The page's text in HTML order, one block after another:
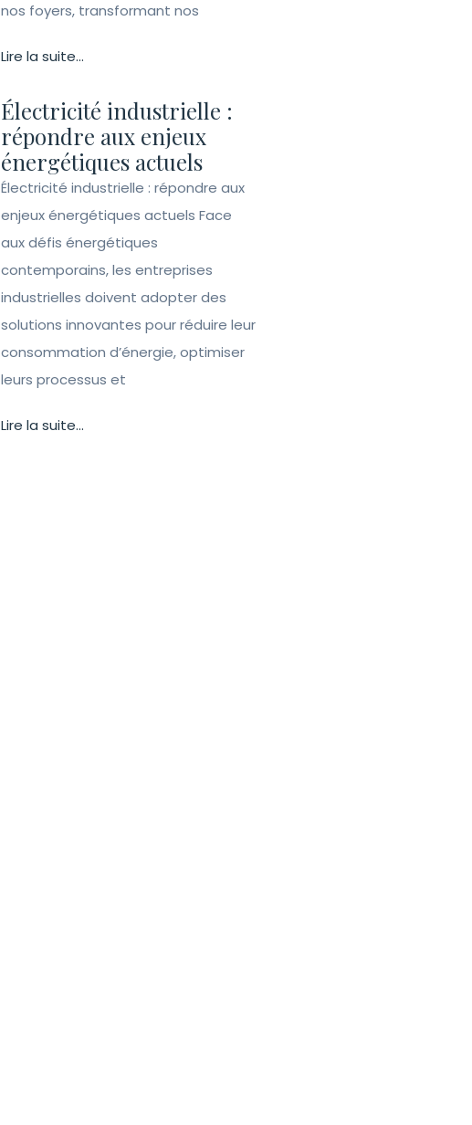
nos foyers, transformant nos
Lire la suite...
Électricité industrielle :
répondre aux enjeux
énergétiques actuels
Électricité industrielle : répondre aux
enjeux énergétiques actuels Face
aux défis énergétiques
contemporains, les entreprises
industrielles doivent adopter des
solutions innovantes pour réduire leur
consommation d’énergie, optimiser
leurs processus et
Lire la suite...